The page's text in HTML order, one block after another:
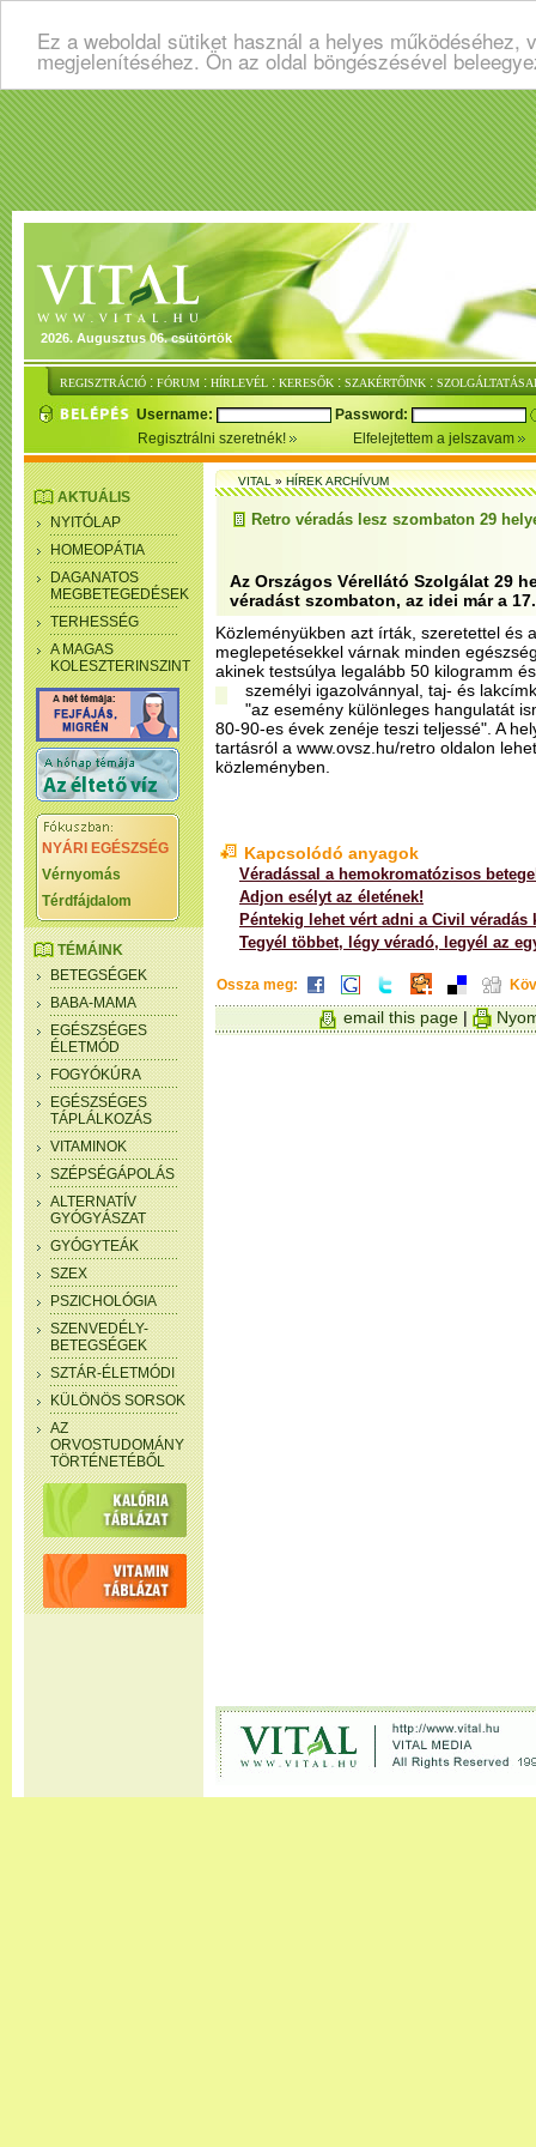
Ez a weboldal sütiket használ a helyes
megjelenítéséhez. Ön az oldal böngészésével
2026. Augusztus 06. csütörtök
REGISZTRÁCIÓ : FÓRUM : HÍRLEVÉL : KERESŐK : SZAKÉRTŐINK :
Username:
Password:
Regisztrálni szeretnék!
Elfelejtettem a jelszavam
AKTUÁLIS
NYITÓLAP
HOMEOPÁTIA
DAGANATOS
MEGBETEGEDÉSEK
TERHESSÉG
A MAGAS
KOLESZTERINSZINT
NYÁRI EGÉSZSÉG
Vérnyomás
Térdfájdalom
TÉMÁINK
BETEGSÉGEK
BABA-MAMA
EGÉSZSÉGES
ÉLETMÓD
FOGYÓKÚRA
EGÉSZSÉGES
TÁPLÁLKOZÁS
VITAMINOK
SZÉPSÉGÁPOLÁS
ALTERNATÍV
GYÓGYÁSZAT
GYÓGYTEÁK
SZEX
PSZICHOLÓGIA
SZENVEDÉLY-
BETEGSÉGEK
SZTÁR-ÉLETMÓDI
KÜLÖNÖS SORSOK
AZ
ORVOSTUDOMÁNY
TÖRTÉNETÉBŐL
VITAL»HÍREK ARCHÍVUM
Retro véradás lesz szombaton 29
Az Országos Vérellátó Szolgálat 29
véradást szombaton, az idei már a
Közleményükben azt írták, szeretettel és
meglepetésekkel várnak minden
akinek testsúlya legalább 50 kilogramm
személyi igazolvánnyal, taj- és
"az esemény különleges hangulatát
80-90-es évek zenéje teszi teljessé". A
tartásról a www.ovsz.hu/retro oldalon
közleményben.
Kapcsolódó anyagok
Véradással a hemokromatózisos
Adjon esélyt az életének!
Péntekig lehet vért adni a Civil véradás
Tegyél többet, légy véradó, legyél az
Ossza meg:
email this page |